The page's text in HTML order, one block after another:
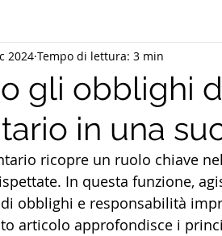
gli obblighi
in una
2024 Tempo di lettura: 3 min
ricopre un ruolo chiave
In questa funzione,
obblighi e responsabilità
articolo approfondisce i